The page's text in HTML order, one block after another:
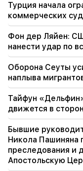
Влиятельных
долларов за
20:38
Кто ты такой,
имени омута?
20:20
Деньги потекут
разбогатеют в
Турция начала
коммерческих
Фон дер Ляйен:
нанести удар по
Оборона Сеуты
наплыва
Тайфун
движется в
Бывшие
Никола Пашиняна
преследования и
Апостольскую